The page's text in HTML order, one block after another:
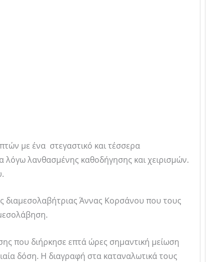
με ένα στεγαστικό και τέσσερα
λόγω λανθασμένης καθοδήγησης και χειρισμών.
διαμεσολαβήτριας Άννας Κορσάνου που τους
που διήρκησε επτά ώρες σημαντική μείωση
δόση. Η διαγραφή στα καταναλωτικά τους